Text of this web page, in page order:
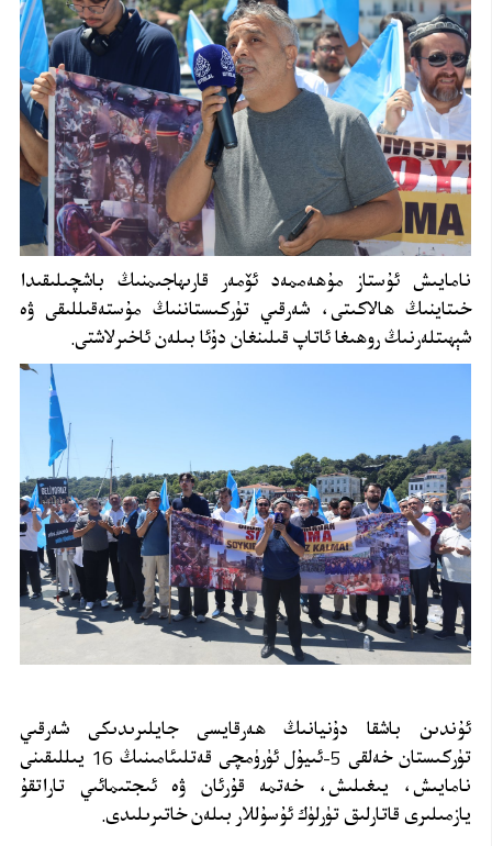
نامايىش ئۇستاز مۇھەممەد ئۆمەر قارىھاجىمنىڭ باشچىلىقىدا
خىتاينىڭ ھالاكىتى، شەرقىي تۈركىستاننىڭ مۇستەقىللىقى ۋە
شېھىتلەرنىڭ روھىغا ئاتاپ قىلىنغان دۇئا بىلەن ئاخىرلاشتى.
ئۇندىن باشقا دۇنيانىڭ ھەرقايسى جايلىرىدىكى شەرقىي
تۈركىستان خەلقى 5-ئىيۇل ئۈرۈمچى قەتلىئامىنىڭ 16 يىللىقىنى
نامايىش، يىغىلىش، خەتمە قۇرئان ۋە ئىجتىمائىي تاراتقۇ
يازمىلىرى قاتارلىق تۈرلۈك ئۇسۇللار بىلەن خاتىرىلىدى.